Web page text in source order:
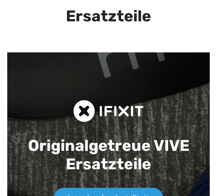
Ersatzteile
Originalgetreue VIVE
Ersatzteile